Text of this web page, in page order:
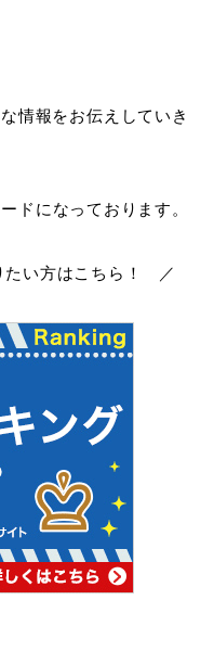
情報をお伝えしていき
ドになっております。
い方はこちら！ ／